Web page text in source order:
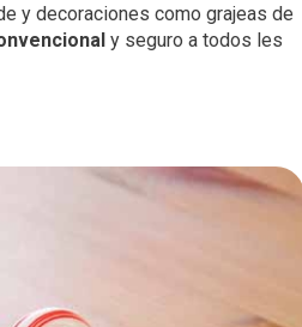
y decoraciones como grajeas de
y seguro a todos les